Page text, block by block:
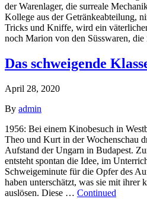
der Warenlager, die surreale
Kollege aus der Getränkeabteilung,
Tricks und Kniffe, wird ein
noch Marion von den Süsswaren,
Das schweigende
April 28, 2020
By admin
1956: Bei einem Kinobesuch in
Theo und Kurt in der Wochenschau
Aufstand der Ungarn in Budapest.
entsteht spontan die Idee, im
Schweigeminute für die Opfer des
haben unterschätzt, was sie mit ihrer
auslösen. Diese … Continued